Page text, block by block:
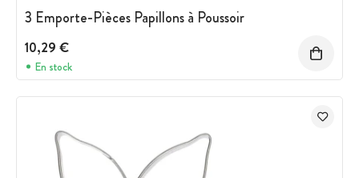
3 Emporte-Pièces Papillons à Poussoir
10,29 €
En stock